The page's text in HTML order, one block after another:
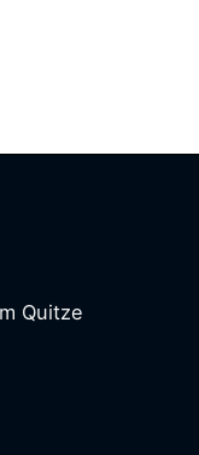
Quitze